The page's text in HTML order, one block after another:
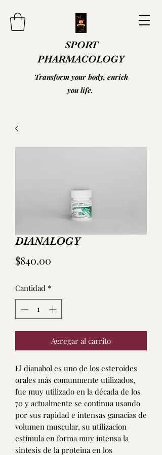
SPORT
PHARMACOLOGY
Transform your body, enrich
you life.
DIANALOGY
$840.00
Cantidad *
Agregar al carrito
El dianabol es uno de los esteroides
orales más comunmente utilizados,
fue muy utilizado en la década de los
70 y actualmente se continua usando
por sus rapidad e intensas ganacias de
volumen muscular, su utilizacion
estimula en forma muy intensa la
sintesis de la proteina en los